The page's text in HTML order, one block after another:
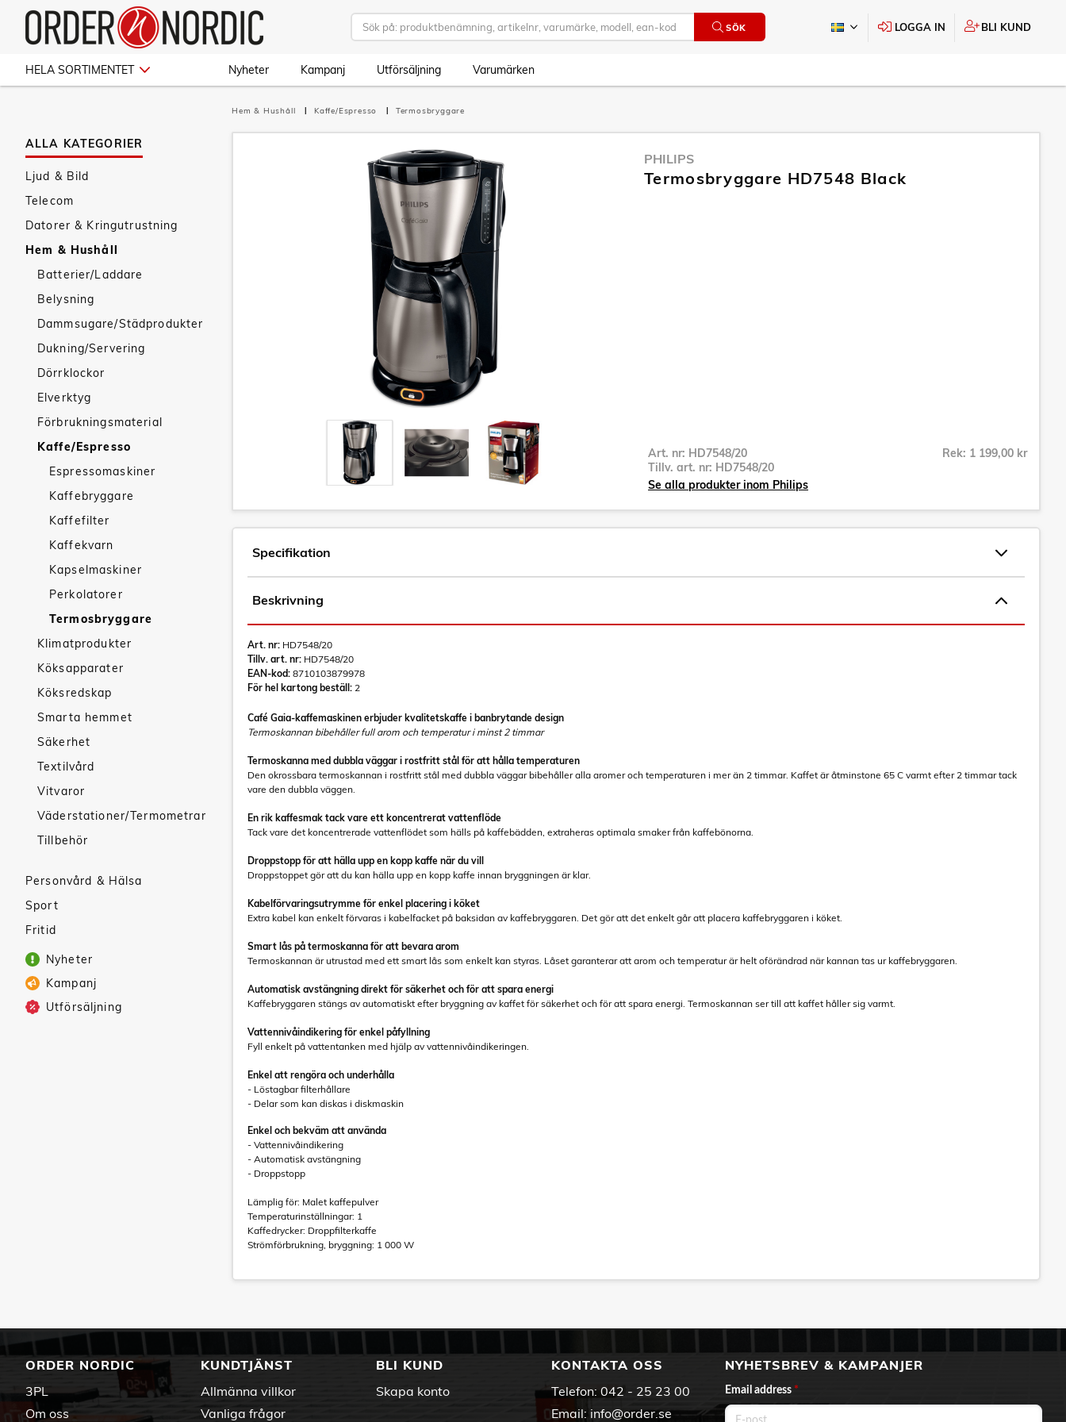
SÖK LOGGA IN BLI KUND
HELA SORTIMENTET Nyheter Kampanj Utförsäljning Varumärken
ALLA KATEGORIER
Ljud & Bild
Telecom
Datorer & Kringutrustning
Hem & Hushåll
Batterier/Laddare
Belysning
Dammsugare/Städprodukter
Dukning/Servering
Dörrklockor
Elverktyg
Förbrukningsmaterial
Kaffe/Espresso
Espressomaskiner
Kaffebryggare
Kaffefilter
Kaffekvarn
Kapselmaskiner
Perkolatorer
Termosbryggare
Klimatprodukter
Köksapparater
Köksredskap
Smarta hemmet
Säkerhet
Textilvård
Vitvaror
Väderstationer/Termometrar
Tillbehör
Personvård & Hälsa
Sport
Fritid
Nyheter
Kampanj
Utförsäljning
Hem & Hushåll Kaffe/Espresso Termosbryggare
PHILIPS
Termosbryggare HD7548 Black
Art. nr: HD7548/20
Tillv. art. nr: HD7548/20
Rek: 1 199,00 kr
Se alla produkter inom Philips
Specifikation
Beskrivning
Art. nr: HD7548/20
Tillv. art. nr: HD7548/20
EAN-kod: 8710103879978
För hel kartong beställ: 2
Café Gaia-kaffemaskinen erbjuder kvalitetskaffe i banbrytande design
Termoskannan bibehåller full arom och temperatur i minst 2 timmar
Termoskanna med dubbla väggar i rostfritt stål för att hålla temperaturen
Den okrossbara termoskannan i rostfritt stål med dubbla väggar bibehåller alla aromer och temperaturen i mer än 2 timmar. Kaffet är åtminstone 65 C varmt efter 2 timmar tack
vare den dubbla väggen.
En rik kaffesmak tack vare ett koncentrerat vattenflöde
Tack vare det koncentrerade vattenflödet som hälls på kaffebädden, extraheras optimala smaker från kaffebönorna.
Droppstopp för att hälla upp en kopp kaffe när du vill
Droppstoppet gör att du kan hälla upp en kopp kaffe innan bryggningen är klar.
Kabelförvaringsutrymme för enkel placering i köket
Extra kabel kan enkelt förvaras i kabelfacket på baksidan av kaffebryggaren. Det gör att det enkelt går att placera kaffebryggaren i köket.
Smart lås på termoskanna för att bevara arom
Termoskannan är utrustad med ett smart lås som enkelt kan styras. Låset garanterar att arom och temperatur är helt oförändrad när kannan tas ur kaffebryggaren.
Automatisk avstängning direkt för säkerhet och för att spara energi
Kaffebryggaren stängs av automatiskt efter bryggning av kaffet för säkerhet och för att spara energi. Termoskannan ser till att kaffet håller sig varmt.
Vattennivåindikering för enkel påfyllning
Fyll enkelt på vattentanken med hjälp av vattennivåindikeringen.
Enkel att rengöra och underhålla
- Löstagbar filterhållare
- Delar som kan diskas i diskmaskin
Enkel och bekväm att använda
- Vattennivåindikering
- Automatisk avstängning
- Droppstopp
Lämplig för: Malet kaffepulver
Temperaturinställningar: 1
Kaffedrycker: Droppfilterkaffe
Strömförbrukning, bryggning: 1 000 W
ORDER NORDIC
3PL
Om oss
KUNDTJÄNST
Allmänna villkor
Vanliga frågor
BLI KUND
Skapa konto
KONTAKTA OSS
Telefon: 042 - 25 23 00
Email: info@order.se
NYHETSBREV & KAMPANJER
Email address *